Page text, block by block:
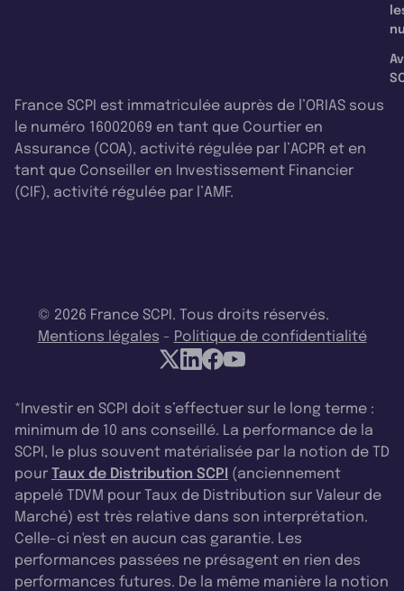
France SCPI est immatriculée auprès de l’ORIAS sous
le numéro 16002069 en tant que Courtier en
Assurance (COA), activité régulée par l’ACPR et en
tant que Conseiller en Investissement Financier
(CIF), activité régulée par l’AMF.
© 2026 France SCPI. Tous droits réservés.
Mentions légales - Politique de confidentialité
*Investir en SCPI doit s’effectuer sur le long terme :
minimum de 10 ans conseillé. La performance de la
SCPI, le plus souvent matérialisée par la notion de TD
pour Taux de Distribution SCPI (anciennement
appelé TDVM pour Taux de Distribution sur Valeur de
Marché) est très relative dans son interprétation.
Celle-ci n'est en aucun cas garantie. Les
performances passées ne présagent en rien des
performances futures. De la même manière la notion